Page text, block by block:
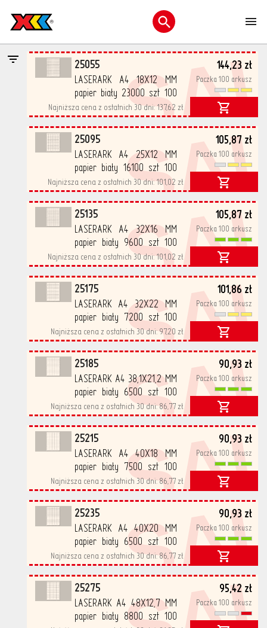
Otwórz menu
Wszystkie kategorie Etykiety na arkuszach A4
Papierowe etykiety na arkuszach A4
25055 144,23 zł
LASERARK A4 18X12 MM
papier biały 23000 szt 100
arkusz/opak
Najniższa cena z ostatnich 30 dni:137,62 zł
Paczka 100 arkusz
25095 105,87 zł
LASERARK A4 25X12 MM
papier biały 16100 szt 100
arkusz/opak
Najniższa cena z ostatnich 30 dni:101,02 zł
Paczka 100 arkusz
25135 105,87 zł
LASERARK A4 32X16 MM
papier biały 9600 szt 100
arkusz/opak
Najniższa cena z ostatnich 30 dni:101,02 zł
Paczka 100 arkusz
25175 101,86 zł
LASERARK A4 32X22 MM
papier biały 7200 szt 100
arkusz/opak
Najniższa cena z ostatnich 30 dni:97,20 zł
Paczka 100 arkusz
25185 90,93 zł
LASERARK A4 38,1X21,2 MM
papier biały 6500 szt 100
arkusz/opak
Najniższa cena z ostatnich 30 dni:86,77 zł
Paczka 100 arkusz
25215 90,93 zł
LASERARK A4 40X18 MM
papier biały 7500 szt 100
arkusz/opak
Najniższa cena z ostatnich 30 dni:86,77 zł
Paczka 100 arkusz
25235 90,93 zł
LASERARK A4 40X20 MM
papier biały 6500 szt 100
arkusz/opak
Najniższa cena z ostatnich 30 dni:86,77 zł
Paczka 100 arkusz
25275 95,42 zł
LASERARK A4 48X12,7 MM
papier biały 8800 szt 100
Paczka 100 arkusz